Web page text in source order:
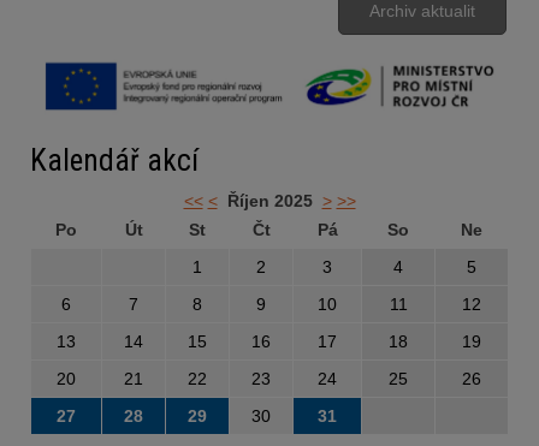
Archiv aktualit
Kalendář akcí
<< < Říjen 2025 > >>
Po
Út St Čt Pá So
Ne
1
2 3 4
5
6
7 8 9 10 11
12
13
14 15 16 17 18
19
20
21 22 23 24 25
26
27
28 29 30 31